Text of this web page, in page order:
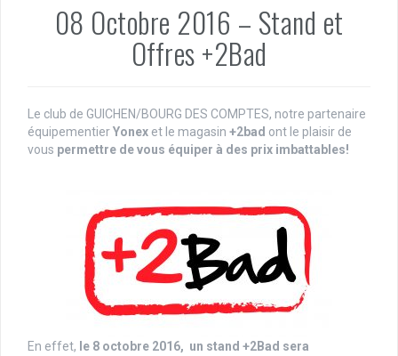
08 Octobre 2016 – Stand et
Offres +2Bad
Le club de GUICHEN/BOURG DES COMPTES, notre partenaire
équipementierYonex et le magasin +2bad ont le plaisir de
vous permettre de vous équiper à des prix imbattables!
En effet, le 8 octobre 2016, un stand +2Bad sera